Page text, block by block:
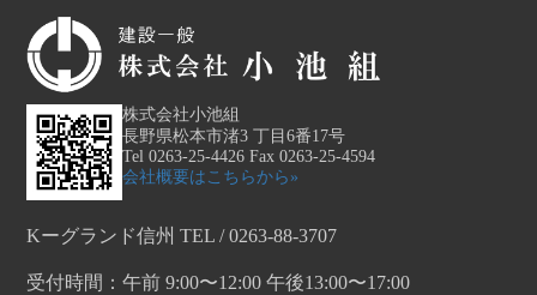
株式会社小池組
長野県松本市渚3 丁目6番17号
Tel 0263-25-4426 Fax 0263-25-4594
会社概要はこちらから»
Kーグランド信州 TEL / 0263-88-3707
受付時間：午前 9:00〜12:00 午後13:00〜17:00